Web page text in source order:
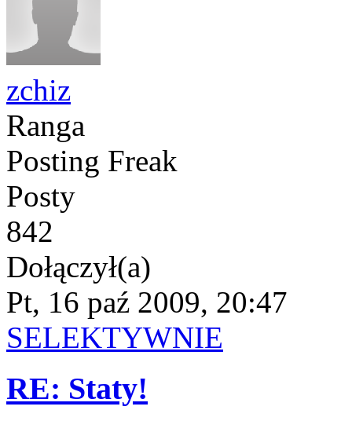
zchiz
Ranga
Posting Freak
Posty
842
Dołączył(a)
Pt, 16 paź 2009, 20:47
SELEKTYWNIE
RE: Staty!